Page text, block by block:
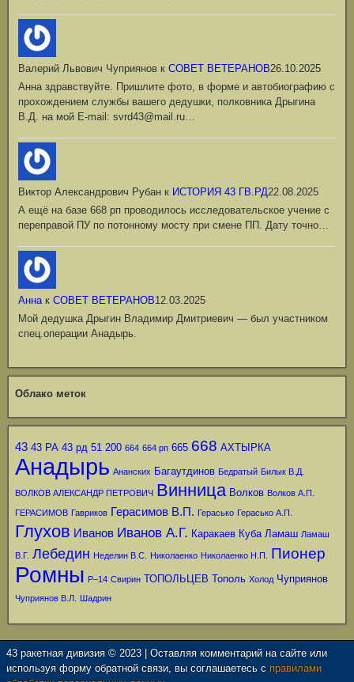
Валерий Львович Чуприянов к СОВЕТ ВЕТЕРАНОВ26.10.2025
Анна здравствуйте. Пришлите фото, в форме и автобиографию с
прохождением службы вашего дедушки, полковника Дрыгина
В.Д. на мой Е-mail: svrd43@mail.ru…
Виктор Александрович Рубан к ИСТОРИЯ 43 ГВ.РД22.08.2025
А ещё на базе 668 рп проводилось исследовательское учение с
переправой ПУ по потонному мосту при смене ПП. Дату точно…
Аннак СОВЕТ ВЕТЕРАНОВ12.03.2025
Мой дедушка Дрыгин Владимир Дмитриевич — был участником
спец.операции Анадырь.
Облако меток
43 43 РА 43 рд 51 200 664 664 рп 665 668 АХТЫРКА
Анадырь Ананских Багаутдинов Бедратый Билык В.Д.
ВОЛКОВ АЛЕКСАНДР ПЕТРОВИЧ Винница Волков Волков А.П.
ГЕРАСИМОВ Гавриков Герасимов В.П. Герасько Герасько А.П.
Глухов Иванов Иванов А.Г. Каракаев Куба Ламаш Ламаш
В.Г. Лебедин Неделин В.С. Николаенко Николаенко Н.П. Пионер
Ромны Р–14 Свирин ТОПОЛЬЦЕВ Тополь Холод Чуприянов
Чуприянов В.Л. Шадрин
43 ракетная дивизия © 2023 | Оставляя комментарий на сайте или
используя форму обратной связи, вы соглашаетесь с правилами